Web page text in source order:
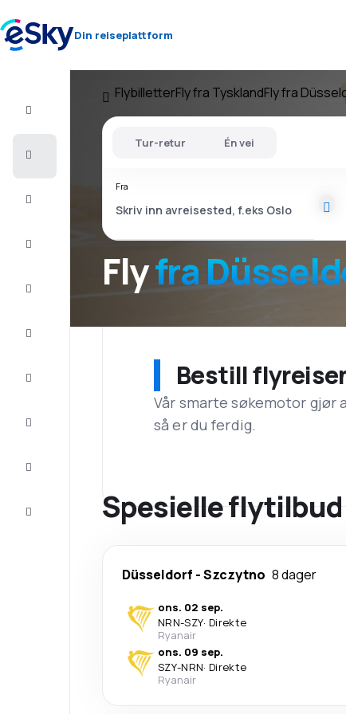
Din reiseplattform
FlybilletterFly fra TysklandFly fra
Flyfra
Tur-retur Én vei
Fra
Bestill
Vår smarte søkemotor
så er du ferdig.
Spesielle
Düsseldorf -Szczytno 8 dager
ons. 02 sep.
NRN-SZY· Direkte
Ryanair
ons. 09 sep.
SZY-NRN· Direkte
Ryanair